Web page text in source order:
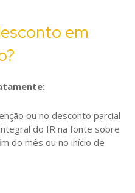
em
ou no desconto parcial
do IR na fonte sobre
do mês ou no início de